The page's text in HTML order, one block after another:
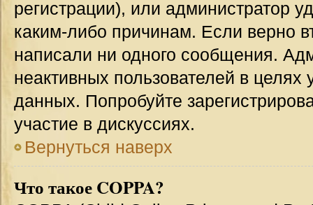
регистрации), или администратор
каким-либо причинам. Если верно
написали ни одного сообщения.
неактивных пользователей в
данных. Попробуйте
участие в дискуссиях.
Вернуться наверх
Что такое COPPA?